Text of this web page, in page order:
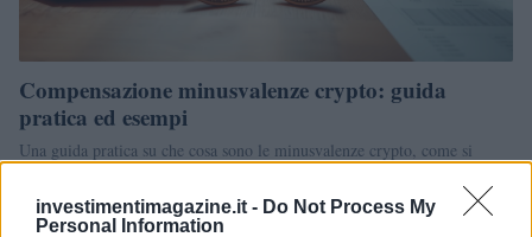
investimentimagazine.it - Do Not Process My
Personal Information
Compensazione minusvalenze crypto: guida
pratica ed esempi
Una guida pratica su che cosa sono le minusvalenze crypto, come si
Beatrice Faggin · 14 Apr 2026